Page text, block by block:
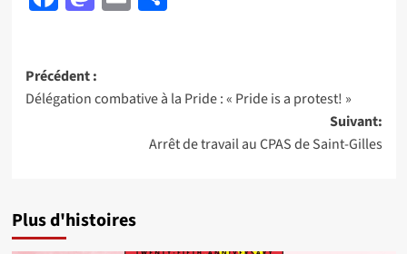
Navigation
d’article
Précédent :
Délégation combative à la Pride : « Pride is a protest! »
Suivant:
Arrêt de travail au CPAS de Saint-Gilles
Plus d'histoires